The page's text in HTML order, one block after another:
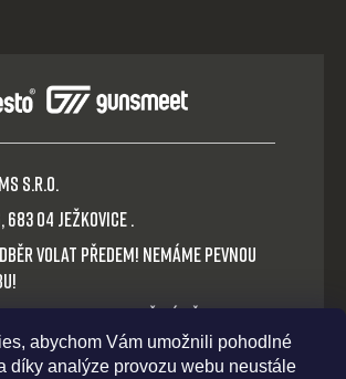
abychom Vám umožnili pohodlné
díky analýze provozu webu neustále
s.r.o.
683 04 Ježkovice .
volat předem! Nemáme pevnou
nebo QR okamžitý převod.
030 614